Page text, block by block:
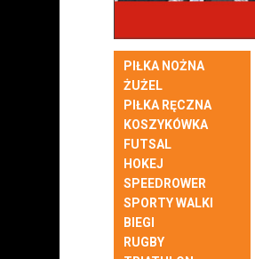
PIŁKA NOŻNA
ŻUŻEL
PIŁKA RĘCZNA
KOSZYKÓWKA
FUTSAL
HOKEJ
SPEEDROWER
SPORTY WALKI
BIEGI
RUGBY